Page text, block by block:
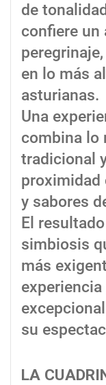
de
confiere un
en lo más
asturianas.
Una
combina lo
tradicional
proximidad
y sabores
El
simbiosis
más
su
LA